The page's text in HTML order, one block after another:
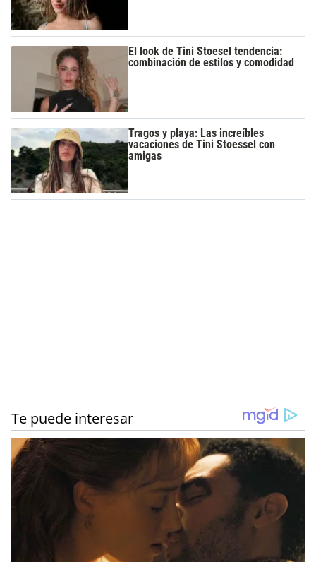
El look de Tini Stoesel tendencia:
combinación de estilos y comodidad
Tragos y playa: Las increíbles
vacaciones de Tini Stoessel con
amigas